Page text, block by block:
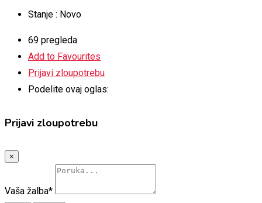
Stanje : Novo
69 pregleda
Add to Favourites
Prijavi zloupotrebu
Podelite ovaj oglas:
Prijavi zloupotrebu
×
Vaša žalba*